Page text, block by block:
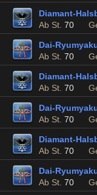
Diamant-
Ab St. 70
Dai-
Ab St. 70
Diamant-
Ab St. 70
Dai-
Ab St. 70
Diamant-
Ab St. 70
Dai-
Ab St. 70